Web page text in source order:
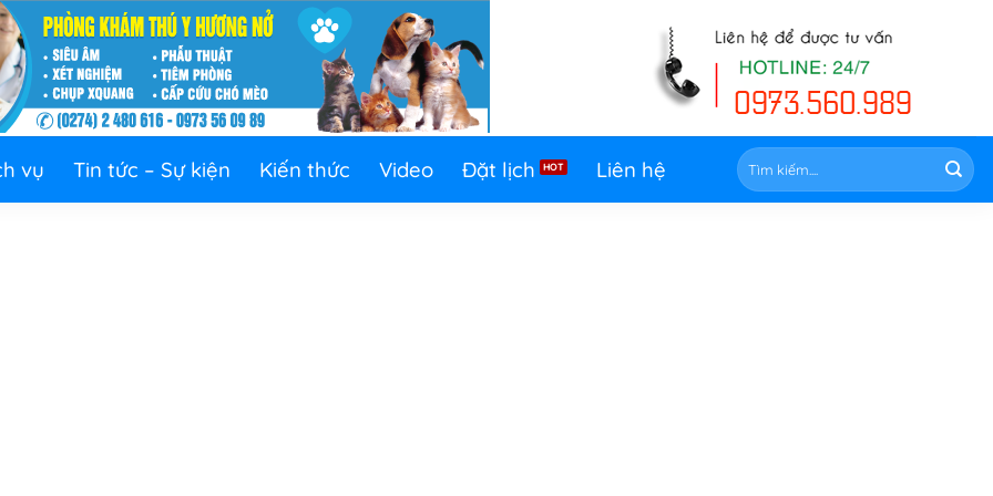
vụ Tin tức – Sự kiện Kiến thức Video Đặt lịch Liên hệ
Tìm
kiếm: